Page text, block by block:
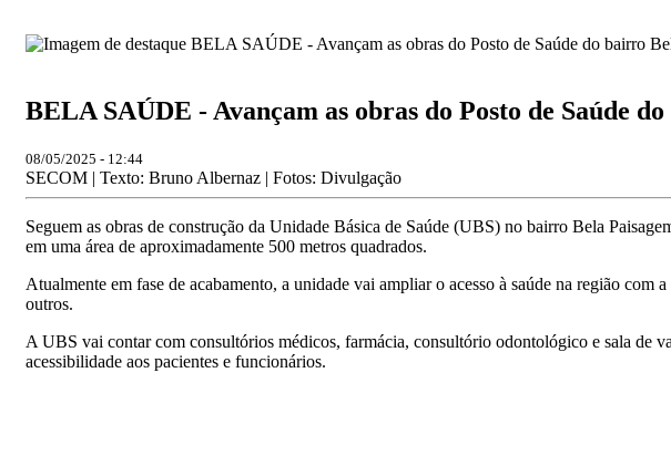
BELA SAÚDE - Avançam as obras do Posto de Saúde
08/05/2025 - 12:44
SECOM | Texto: Bruno Albernaz | Fotos: Divulgação
Seguem as obras de construção da Unidade Básica de Saúde (UBS) no bairro Bela
em uma área de aproximadamente 500 metros quadrados.
Atualmente em fase de acabamento, a unidade vai ampliar o acesso à saúde na região
outros.
A UBS vai contar com consultórios médicos, farmácia, consultório odontológico e sala de
acessibilidade aos pacientes e funcionários.